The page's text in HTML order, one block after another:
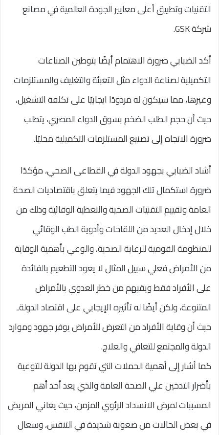
التقنيات وتطبيق أعلى معايير الجودة العالمية في مصانع
شركة GSK.
أكد الضبابي ضرورة الاهتمام أيضًا بتوطين الصناعات
التكميلية لصناعة الدواء مثل التعبئة والتغليف والمستلزمات
وغيرها، مما سيكون له مردودًا ايجابيًا على تكلفة التشغيل،
حيث أن حجم الطلب الضخم بسوق الدواء المصري، يتطلب
ضرورة الاتجاه إلى تصنيع المستلزمات التكميلية محليًا.
أشاد الضبابي بجهود الدولة في القطاعى الصحي، مؤكدًا
ضرورة استكمال تلك الجهود فيما يتعلق باقتصاديات الصحة
العامة وتقييم التقنيات الصحية والتغطية الوقائية وذلك من
خلال إدخال العديد من اللقاحات وأدوية الطب الوقائي
للمنظومة القومية للرعاية الصحية، والوعي بأهمية الوقاية
من الأمراض فعلي سبيل المثال لا يعود التطعيم بالفائدة
على الأفراد فقط ويقيهم من خطر العدوي بالأمراض
المتنوعة، ولكن أيضًا له تأثيره الإيجابي على اقتصاد الدولةـ
حيث أن وقاية الأفراد من التعرض للأمراض يوفر جهود وموارد
الدولة والمجتمع للتعافي والعلاج.
كما أشار إلى أهمية الحملات التي تقوم بها الدولة للتوعية
بأضرار التدخين علي الصحة العامة والذي يعد أحد أهم
المسببات لمرض الانسداد الرئوي المزمن، حيث يعاني المريض
في بعض الحالات من صعوبة شديدة في التنفس، وسعال